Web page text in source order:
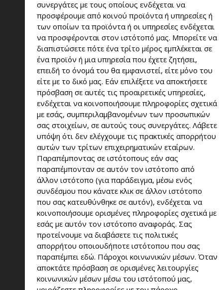
συνεργάτες με τους οποίους ενδέχεται να
προσφέρουμε από κοινού προϊόντα ή υπηρεσίες ή
των οποίων τα προϊόντα ή οι υπηρεσίες ενδέχεται
να προσφέρονται στον ιστότοπό μας. Μπορείτε να
διαπιστώσετε πότε ένα τρίτο μέρος εμπλέκεται σε
ένα προϊόν ή μια υπηρεσία που έχετε ζητήσει,
επειδή το όνομά του θα εμφανιστεί, είτε μόνο του
είτε με το δικό μας. Εάν επιλέξετε να αποκτήσετε
πρόσβαση σε αυτές τις προαιρετικές υπηρεσίες,
ενδέχεται να κοινοποιήσουμε πληροφορίες σχετικά
με εσάς, συμπεριλαμβανομένων των προσωπικών
σας στοιχείων, σε αυτούς τους συνεργάτες. Λάβετε
υπόψη ότι δεν ελέγχουμε τις πρακτικές απορρήτου
αυτών των τρίτων επιχειρηματικών εταίρων.
Παραπέμποντας σε ιστότοπους εάν σας
παραπέμπονταν σε αυτόν τον ιστότοπο από
άλλον ιστότοπο (για παράδειγμα, μέσω ενός
συνδέσμου που κάνατε κλικ σε άλλον ιστότοπο
που σας κατευθύνθηκε σε αυτόν), ενδέχεται να
κοινοποιήσουμε ορισμένες πληροφορίες σχετικά με
εσάς με αυτόν τον ιστότοπο αναφοράς. Σας
προτείνουμε να διαβάσετε τις πολιτικές
απορρήτου οποιουδήποτε ιστότοπου που σας
παραπέμπει εδώ. Πάροχοι κοινωνικών μέσων. Όταν
αποκτάτε πρόσβαση σε ορισμένες λειτουργίες
κοινωνικών μέσων μέσω του ιστότοπού μας,